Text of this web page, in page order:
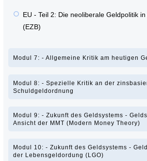
EU - Teil 2: Die neoliberale Geldpolitik
(EZB)
Modul 7: - Allgemeine Kritik am heutigen
Modul 8: - Spezielle Kritik an der
Schuldgeldordnung
Modul 9: - Zukunft des Geldsystems -
Ansicht der MMT (Modern Money Theory)
Modul 10: - Zukunft des Geldsystems -
der Lebensgeldordung (LGO)